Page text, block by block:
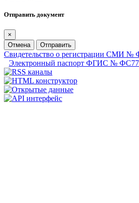
Отправить документ
×
Отмена
Отправить
Свидетельство о регистрации СМИ №
Электронный паспорт ФГИС №